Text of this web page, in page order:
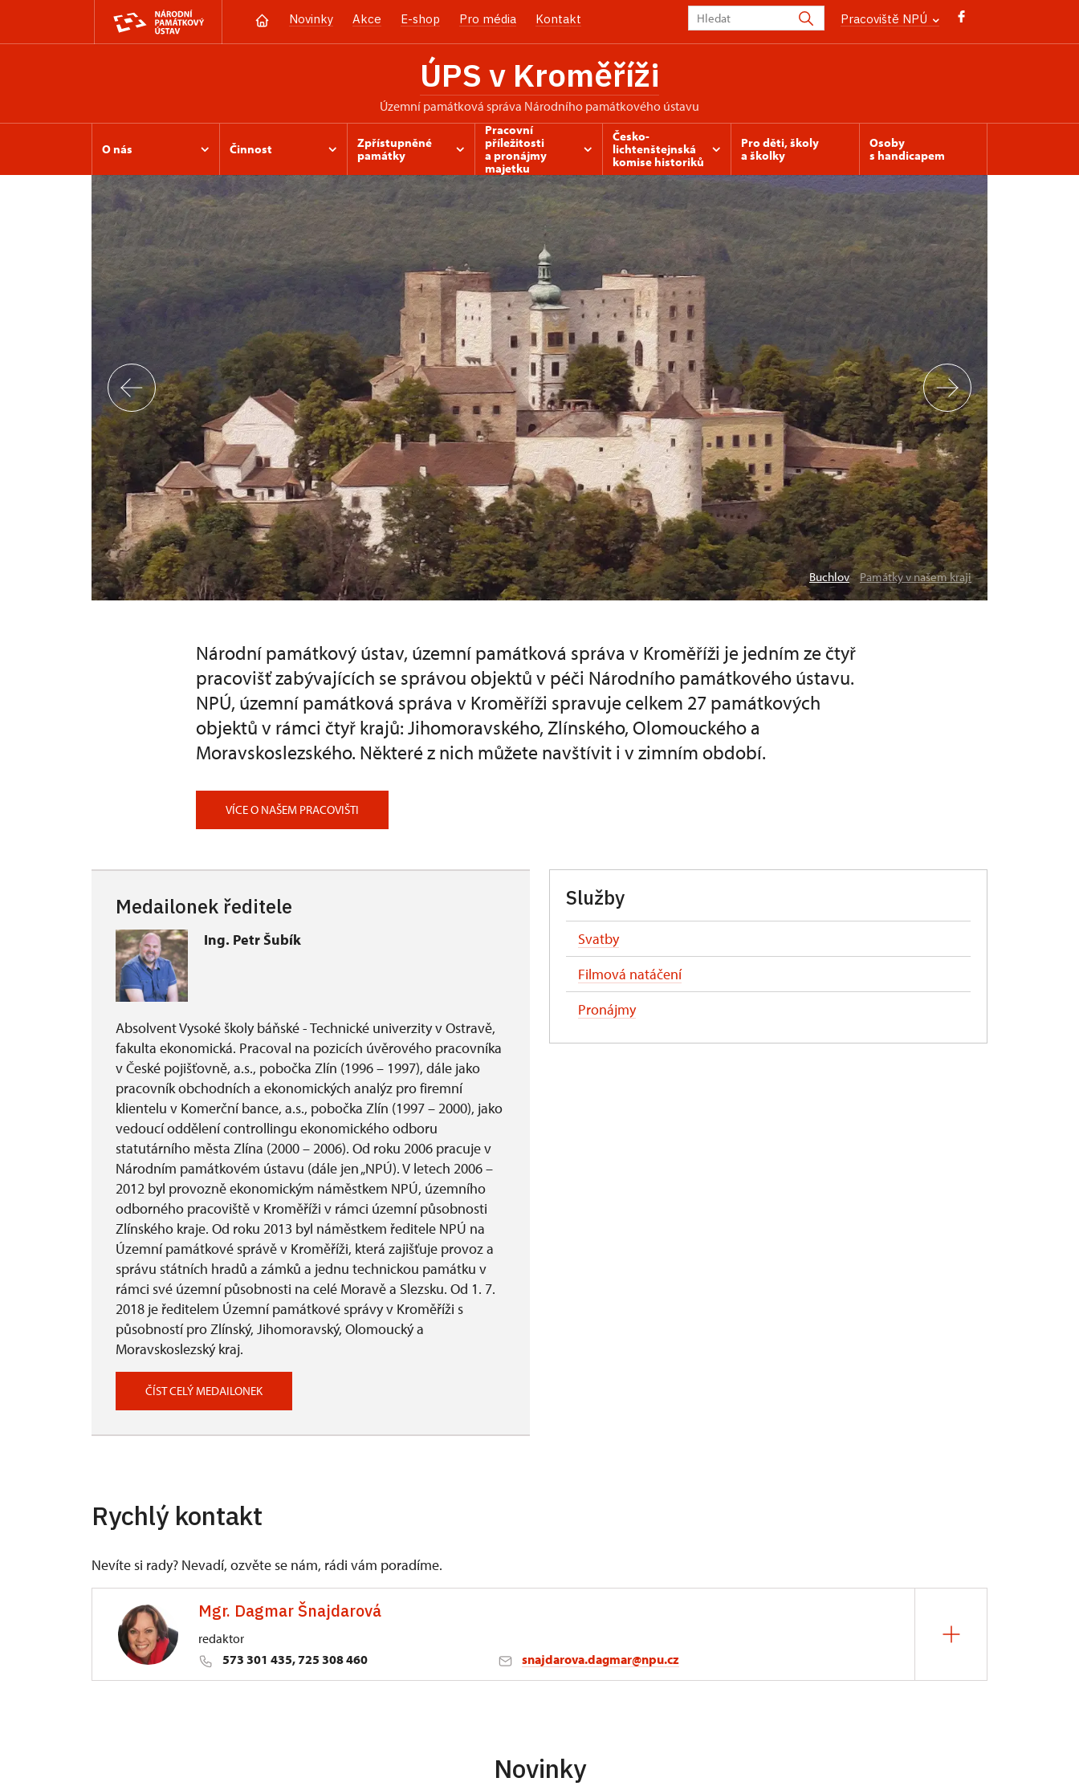
Novinky Akce E-shop Pro média Kontakt Pracoviště NPÚ
ÚPS v Kroměříži
územní památková správa Národního památkového ústavu
O nás Činnost
Zpřístupněné
památky
Pracovní
příležitosti
a pronájmy
majetku
Česko-
lichtenštejnská
komise historiků
Pro děti, školy
a školky
Osoby
s handicapem
Buchlov Památky v našem kraji
Národní památkový ústav, územní památková správa v Kroměříži je jedním ze čtyř
pracovišť zabývajících se správou objektů v péči Národního památkového ústavu.
NPÚ, územní památková správa v Kroměříži spravuje celkem 27 památkových
objektů v rámci čtyř krajů: Jihomoravského, Zlínského, Olomouckého a
Moravskoslezského. Některé z nich můžete navštívit i v zimním období.
VÍCE O NAŠEM PRACOVIŠTI
Medailonek ředitele
Ing. Petr Šubík
Absolvent Vysoké školy báňské - Technické univerzity v Ostravě,
fakulta ekonomická. Pracoval na pozicích úvěrového pracovníka
v České pojišťovně, a.s., pobočka Zlín (1996 – 1997), dále jako
pracovník obchodních a ekonomických analýz pro firemní
klientelu v Komerční bance, a.s., pobočka Zlín (1997 – 2000), jako
vedoucí oddělení controllingu ekonomického odboru
statutárního města Zlína (2000 – 2006). Od roku 2006 pracuje v
Národním památkovém ústavu (dále jen „NPÚ). V letech 2006 –
2012 byl provozně ekonomickým náměstkem NPÚ, územního
odborného pracoviště v Kroměříži v rámci územní působnosti
Zlínského kraje. Od roku 2013 byl náměstkem ředitele NPÚ na
Územní památkové správě v Kroměříži, která zajišťuje provoz a
správu státních hradů a zámků a jednu technickou památku v
rámci své územní působnosti na celé Moravě a Slezsku. Od 1. 7.
2018 je ředitelem Územní památkové správy v Kroměříži s
působností pro Zlínský, Jihomoravský, Olomoucký a
Moravskoslezský kraj.
ČÍST CELÝ MEDAILONEK
Služby
Svatby
Filmová natáčení
Pronájmy
Rychlý kontakt
Nevíte si rady? Nevadí, ozvěte se nám, rádi vám poradíme.
Mgr. Dagmar Šnajdarová
redaktor
573 301 435, 725 308 460
snajdarova.dagmar@npu.cz
Novinky